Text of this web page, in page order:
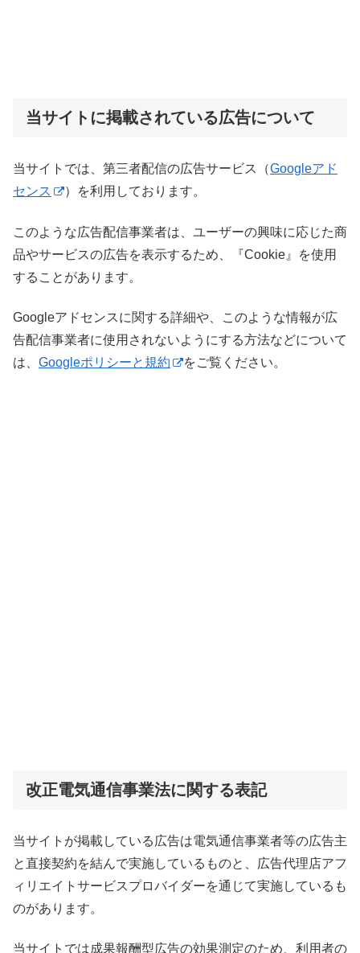
当サイトに掲載されている広告について
当サイトでは、第三者配信の広告サービス（Googleアド
センス
）を利用しております。
このような広告配信事業者は、ユーザーの興味に応じた商
品やサービスの広告を表示するため、『Cookie』を使用
することがあります。
Googleアドセンスに関する詳細や、このような情報が広
告配信事業者に使用されないようにする方法などについて
は、 Googleポリシーと規約 をご覧ください。
改正電気通信事業法に関する表記
当サイトが掲載している広告は電気通信事業者等の広告主
と直接契約を結んで実施しているものと、広告代理店アフ
ィリエイトサービスプロバイダーを通じて実施しているも
のがあります。
当サイトでは成果報酬型広告の効果測定のため、利用者の